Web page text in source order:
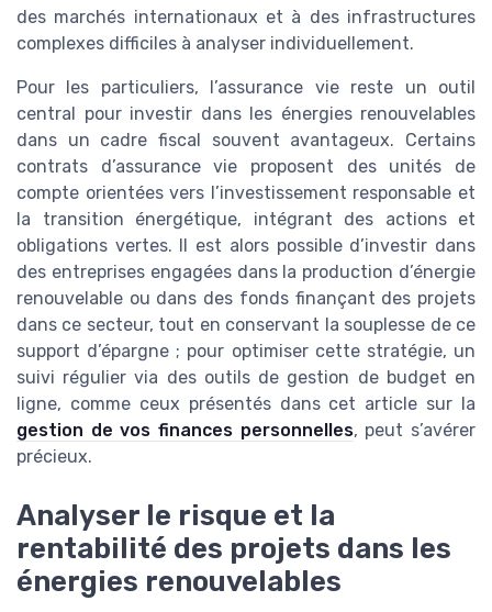
des marchés internationaux et à des infrastructures
complexes difficiles à analyser individuellement.
Pour les particuliers, l’assurance vie reste un outil
central pour investir dans les énergies renouvelables
dans un cadre fiscal souvent avantageux. Certains
contrats d’assurance vie proposent des unités de
compte orientées vers l’investissement responsable et
la transition énergétique, intégrant des actions et
obligations vertes. Il est alors possible d’investir dans
des entreprises engagées dans la production d’énergie
renouvelable ou dans des fonds finançant des projets
dans ce secteur, tout en conservant la souplesse de ce
support d’épargne ; pour optimiser cette stratégie, un
suivi régulier via des outils de gestion de budget en
ligne, comme ceux présentés dans cet article sur la
gestion de vos finances personnelles, peut s’avérer
précieux.
Analyser le risque et la
rentabilité des projets dans les
énergies renouvelables